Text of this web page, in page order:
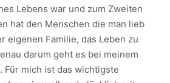
Lebens war und zum Zweiten
hat den Menschen die man lieb
eigenen Familie, das Leben zu
darum geht es bei meinem
Für mich ist das wichtigste